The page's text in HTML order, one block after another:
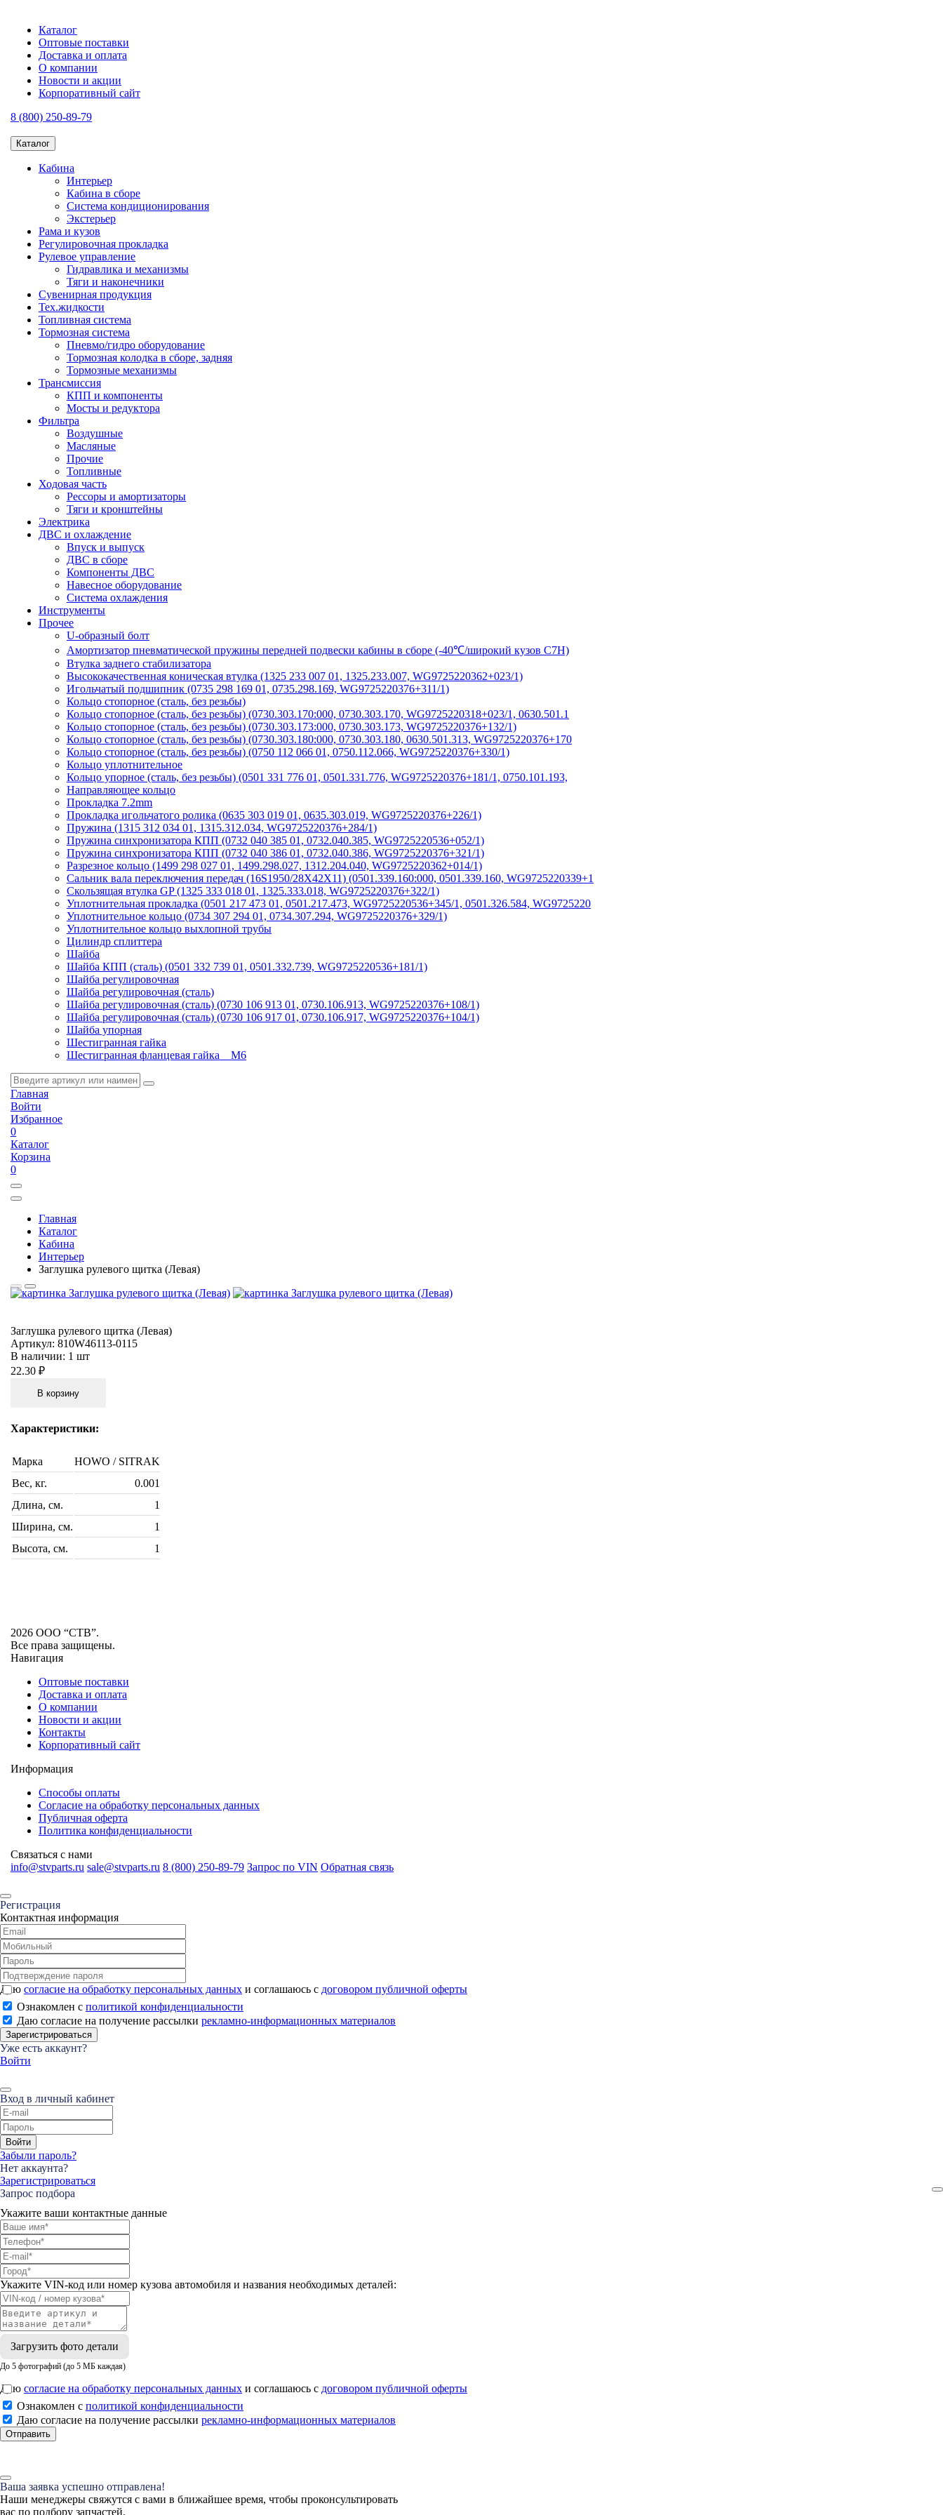
Каталог
Оптовые поставки
Доставка и оплата
О компании
Новости и акции
Корпоративный сайт
8 (800) 250-89-79
Каталог
Кабина
Интерьер
Кабина в сборе
Система кондиционирования
Экстерьер
Рама и кузов
Регулировочная прокладка
Рулевое управление
Гидравлика и механизмы
Тяги и наконечники
Сувенирная продукция
Тех.жидкости
Топливная система
Тормозная система
Пневмо/гидро оборудование
Тормозная колодка в сборе, задняя
Тормозные механизмы
Трансмиссия
КПП и компоненты
Мосты и редуктора
Фильтра
Воздушные
Масляные
Прочие
Топливные
Ходовая часть
Рессоры и амортизаторы
Тяги и кронштейны
Электрика
ДВС и охлаждение
Впуск и выпуск
ДВС в сборе
Компоненты ДВС
Навесное оборудование
Система охлаждения
Инструменты
Прочее
U-образный болт
Амортизатор пневматической пружины передней подвески кабины в сборе (-40℃/широкий кузов C7H)
Втулка заднего стабилизатора
Высококачественная коническая втулка (1325 233 007 01, 1325.233.007, WG9725220362+023/1)
Игольчатый подшипник (0735 298 169 01, 0735.298.169, WG9725220376+311/1)
Кольцо стопорное (сталь, без резьбы)
Кольцо стопорное (сталь, без резьбы) (0730.303.170:000, 0730.303.170, WG9725220318+023/1, 0630.501.1
Кольцо стопорное (сталь, без резьбы) (0730.303.173:000, 0730.303.173, WG9725220376+132/1)
Кольцо стопорное (сталь, без резьбы) (0730.303.180:000, 0730.303.180, 0630.501.313, WG9725220376+170
Кольцо стопорное (сталь, без резьбы) (0750 112 066 01, 0750.112.066, WG9725220376+330/1)
Кольцо уплотнительное
Кольцо упорное (сталь, без резьбы) (0501 331 776 01, 0501.331.776, WG9725220376+181/1, 0750.101.193,
Направляющее кольцо
Прокладка 7.2mm
Прокладка игольчатого ролика (0635 303 019 01, 0635.303.019, WG9725220376+226/1)
Пружина (1315 312 034 01, 1315.312.034, WG9725220376+284/1)
Пружина синхронизатора КПП (0732 040 385 01, 0732.040.385, WG9725220536+052/1)
Пружина синхронизатора КПП (0732 040 386 01, 0732.040.386, WG9725220376+321/1)
Разрезное кольцо (1499 298 027 01, 1499.298.027, 1312.204.040, WG9725220362+014/1)
Сальник вала переключения передач (16S1950/28X42X11) (0501.339.160:000, 0501.339.160, WG9725220339+1
Скользящая втулка GP (1325 333 018 01, 1325.333.018, WG9725220376+322/1)
Уплотнительная прокладка (0501 217 473 01, 0501.217.473, WG9725220536+345/1, 0501.326.584, WG9725220
Уплотнительное кольцо (0734 307 294 01, 0734.307.294, WG9725220376+329/1)
Уплотнительное кольцо выхлопной трубы
Цилиндр сплиттера
Шайба
Шайба КПП (сталь) (0501 332 739 01, 0501.332.739, WG9725220536+181/1)
Шайба регулировочная
Шайба регулировочная (сталь)
Шайба регулировочная (сталь) (0730 106 913 01, 0730.106.913, WG9725220376+108/1)
Шайба регулировочная (сталь) (0730 106 917 01, 0730.106.917, WG9725220376+104/1)
Шайба упорная
Шестигранная гайка
Шестигранная фланцевая гайка _ M6
Главная
Войти
Избранное
0
Каталог
Корзина
0
Главная
Каталог
Кабина
Интерьер
Заглушка рулевого щитка (Левая)
Заглушка рулевого щитка (Левая)
Артикул: 810W46113-0115
В наличии: 1 шт
22.30 ₽
В корзину
Характеристики:
Марка
HOWO / SITRAK
Вес, кг.
0.001
Длина, см.
1
Ширина, см.
1
Высота, см.
1
2026 ООО “СТВ”.
Все права защищены.
Навигация
Оптовые поставки
Доставка и оплата
О компании
Новости и акции
Контакты
Корпоративный сайт
Информация
Способы оплаты
Согласие на обработку персональных данных
Публичная оферта
Политика конфиденциальности
Связаться с нами
info@stvparts.ru sale@stvparts.ru 8 (800) 250-89-79 Запрос по VIN Обратная связь
Регистрация
Контактная информация
Даю согласие на обработку персональных данных и соглашаюсь с договором публичной оферты
Ознакомлен с политикой конфиденциальности
Даю согласие на получение рассылки рекламно-информационных материалов
Зарегистрироваться
Уже есть аккаунт?
Войти
Вход в личный кабинет
Войти
Забыли пароль?
Нет аккаунта?
Зарегистрироваться
Запрос подбора
Укажите ваши контактные данные
Укажите VIN-код или номер кузова автомобиля и названия необходимых деталей:
Загрузить фото детали
До 5 фотографий (до 5 МБ каждая)
Даю согласие на обработку персональных данных и соглашаюсь с договором публичной оферты
Ознакомлен с политикой конфиденциальности
Даю согласие на получение рассылки рекламно-информационных материалов
Отправить
Ваша заявка успешно отправлена!
Наши менеджеры свяжутся с вами в ближайшее время, чтобы проконсультировать
вас по подбору запчастей.